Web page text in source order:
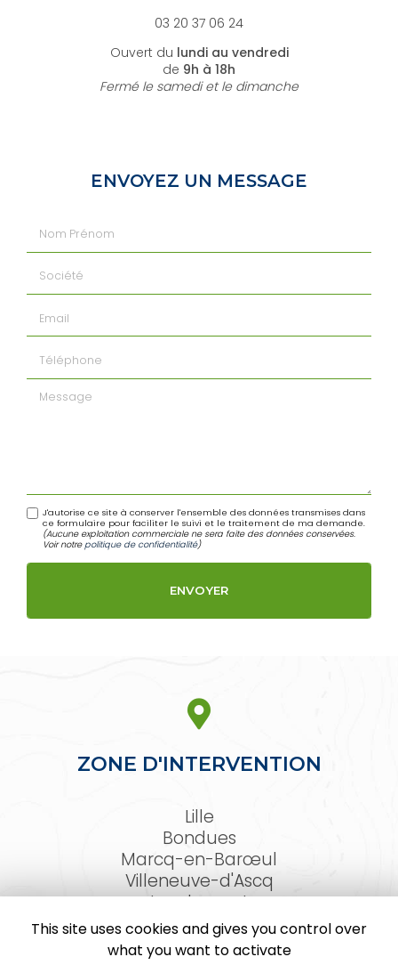
03 20 37 06 24
Ouvert du lundi au vendredi
de 9h à 18h
Fermé le samedi et le dimanche
ENVOYEZ UN MESSAGE
Message
J'autorise ce site à conserver l'ensemble des données transmises dans
ce formulaire pour faciliter le suivi et le traitement de ma demande.
(Aucune exploitation commerciale ne sera faite des données conservées.
Voir notre politique de confidentialité)
ZONE D'INTERVENTION
Lille
Bondues
Marcq-en-Barœul
Villeneuve-d'Ascq
Lambersart
Arras
Le Touquet-Paris-Plage
This site uses cookies and gives you control over
what you want to activate